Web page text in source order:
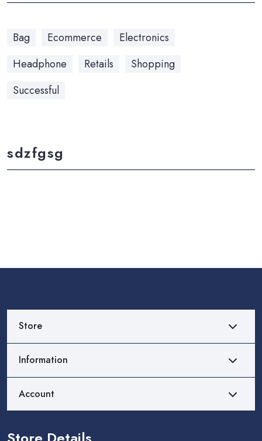
Bag Ecommerce
Electronics
Headphone
Retails
Shopping
Successful
sdzfgsg
Store
Information
Account